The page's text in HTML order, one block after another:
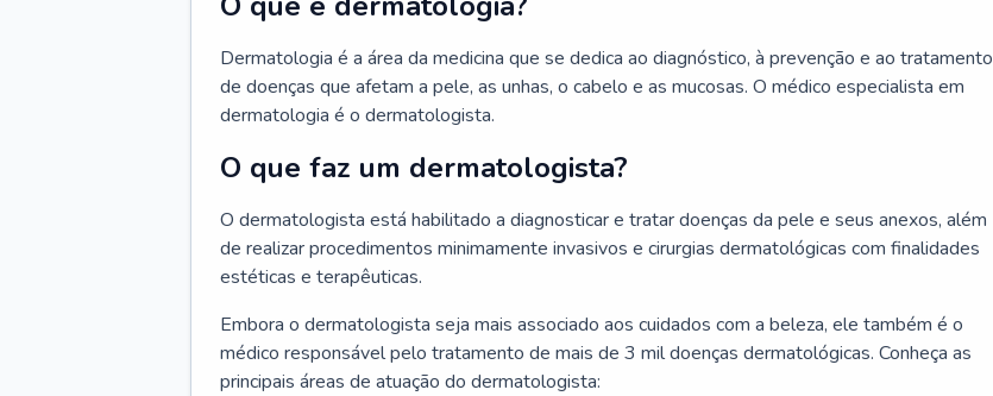
Dermatologia é a área da medicina que se dedica ao diagnóstico, à prevenção e ao tratamento
de doenças que afetam a pele, as unhas, o cabelo e as mucosas. O médico especialista em
dermatologia é o dermatologista.
O que faz um dermatologista?
O dermatologista está habilitado a diagnosticar e tratar doenças da pele e seus anexos, além
de realizar procedimentos minimamente invasivos e cirurgias dermatológicas com finalidades
estéticas e terapêuticas.
Embora o dermatologista seja mais associado aos cuidados com a beleza, ele também é o
médico responsável pelo tratamento de mais de 3 mil doenças dermatológicas. Conheça as
principais áreas de atuação do dermatologista: